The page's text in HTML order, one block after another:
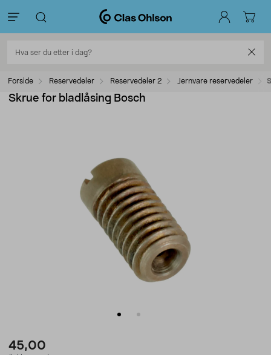
Forside Reservedeler Reservedeler 2 Jernvare reservedeler
Skrue for bladlåsing Bosch
45,00